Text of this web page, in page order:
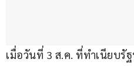
เมื่อวันที่ 3 ส.ค. ที่ทำเนียบรั